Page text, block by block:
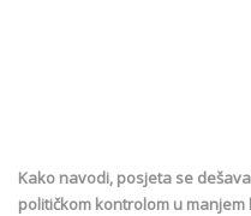
Kako navodi, posjeta se
političkom kontrolom u